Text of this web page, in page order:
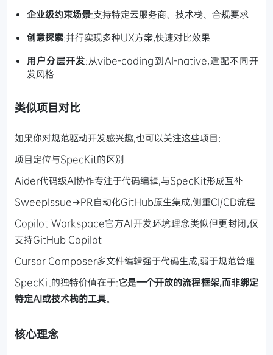
企业级约束场景:支持特定云服务商、技术栈、合规要求
创意探索:并行实现多种UX方案,快速对比效果
用户分层开发:从vibe-coding到AI-native,适配不同开
发风格
类似项目对比
如果你对规范驱动开发感兴趣,也可以关注这些项目:
项目定位与SpecKit的区别
Aider代码级AI协作专注于代码编辑,与SpecKit形成互补
SweepIssue→PR自动化GitHub原生集成,侧重CI/CD流程
Copilot Workspace官方AI开发环境理念类似但更封闭,仅
支持GitHub Copilot
Cursor Composer多文件编辑强于代码生成,弱于规范管理
SpecKit的独特价值在于:它是一个开放的流程框架,而非绑定
特定AI或技术栈的工具。
核心理念